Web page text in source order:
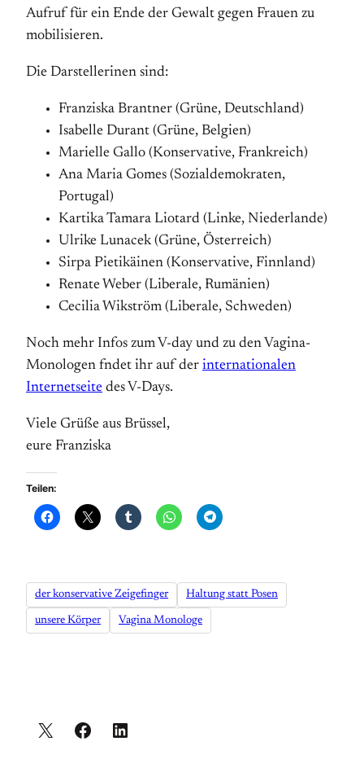
Aufruf für ein Ende der Gewalt gegen Frauen zu
mobilisieren.
Die Darstellerinen sind:
Franziska Brantner (Grüne, Deutschland)
Isabelle Durant (Grüne, Belgien)
Marielle Gallo (Konservative, Frankreich)
Ana Maria Gomes (Sozialdemokraten,
Portugal)
Kartika Tamara Liotard (Linke, Niederlande)
Ulrike Lunacek (Grüne, Österreich)
Sirpa Pietikäinen (Konservative, Finnland)
Renate Weber (Liberale, Rumänien)
Cecilia Wikström (Liberale, Schweden)
Noch mehr Infos zum V-day und zu den Vagina-
Monologen fndet ihr auf der internationalen
Internetseite des V-Days.
Viele Grüße aus Brüssel,
eure Franziska
Teilen:
der konservative Zeigefinger Haltung statt Posen
unsere Körper Vagina Monologe